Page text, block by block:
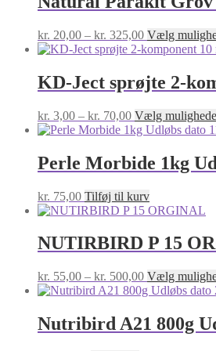
kr. 20,00 – kr. 325,00Prisinterval:
kr. 20,00
kr. 325,00
Vælg
KD-Ject sprøjte 2-
kr. 3,00 – kr. 70,00Prisinterval:
kr. 3,00
kr. 70,00
Vælg
Perle Morbide 1kg
kr. 75,00 Tilføj til kurv
NUTIRBIRD P 15
kr. 55,00 – kr. 500,00Prisinterval:
kr. 55,00
kr. 500,00
Vælg
Nutribird A21 800g